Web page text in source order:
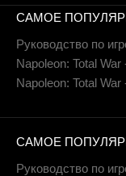
САМОЕ
Руководство по
Napoleon: Total
Napoleon: Total War
САМОЕ
Руководство по